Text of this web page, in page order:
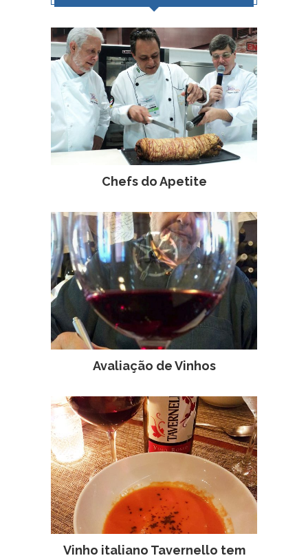
Chefs do Apetite
Avaliação de Vinhos
Vinho italiano Tavernello tem